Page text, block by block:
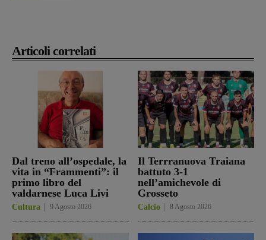
Articoli correlati
Dal treno all’ospedale, la
vita in “Frammenti”: il
primo libro del
valdarnese Luca Livi
Cultura 9 Agosto 2026
Il Terrranuova Traiana
battuto 3-1
nell’amichevole di
Grosseto
Calcio 8 Agosto 2026